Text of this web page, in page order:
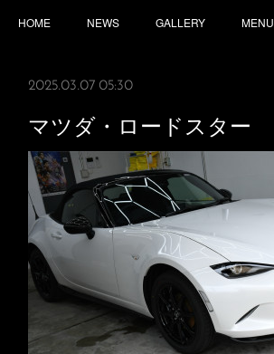
HOME NEWS GALLERY MENU
2025.03.07 05:30
マツダ・ロードスター